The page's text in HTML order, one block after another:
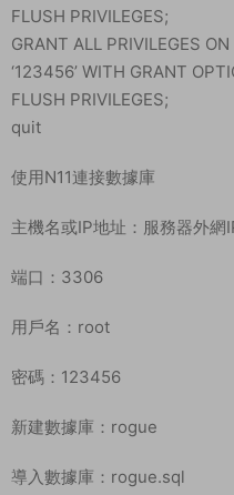
FLUSH PRIVILEGES;
GRANT ALL PRIVILEGES ON
‘123456’ WITH GRANT
FLUSH PRIVILEGES;
quit
使用N11連接數據庫
主機名或IP地址：服務器外網
端口：3306
用戶名：root
密碼：123456
新建數據庫：rogue
導入數據庫：rogue.sql